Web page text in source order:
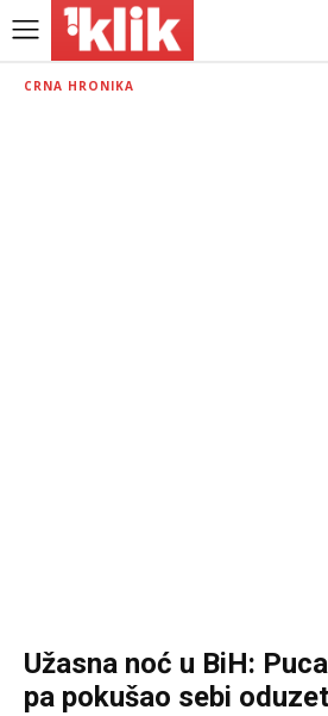
CRNA HRONIKA
Užasna noć u BiH:
pa pokušao sebi